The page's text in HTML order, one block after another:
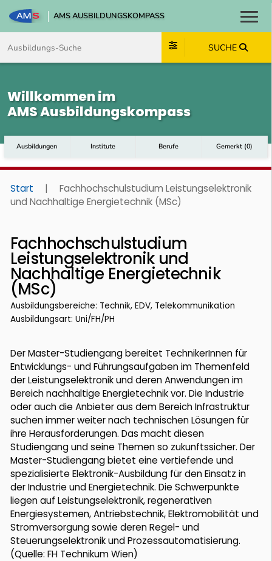
AMS AUSBILDUNGSKOMPASS
SUCHE
Willkommen im
AMS Ausbildungskompass
Ausbildungen Institute Berufe Gemerkt (0)
Start |
Fachhochschulstudium Leistungselektronik
und Nachhaltige Energietechnik (MSc)
Fachhochschulstudium
Leistungselektronik und
Nachhaltige Energietechnik
(MSc)
Ausbildungsbereiche: Technik, EDV, Telekommunikation
Ausbildungsart: Uni/FH/PH
Der Master-Studiengang bereitet TechnikerInnen für
Entwicklungs- und Führungsaufgaben im Themenfeld
der Leistungselektronik und deren Anwendungen im
Bereich nachhaltige Energietechnik vor. Die Industrie
oder auch die Anbieter aus dem Bereich Infrastruktur
suchen immer weiter nach technischen Lösungen für
ihre Herausforderungen. Das macht diesen
Studiengang und seine Themen so zukunftssicher. Der
Master-Studiengang bietet eine vertiefende und
spezialisierte Elektronik-Ausbildung für den Einsatz in
der Industrie und Energietechnik. Die Schwerpunkte
liegen auf Leistungselektronik, regenerativen
Energiesystemen, Antriebstechnik, Elektromobilität und
Stromversorgung sowie deren Regel- und
Steuerungselektronik und Prozessautomatisierung.
(Quelle: FH Technikum Wien)